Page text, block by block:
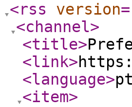
<rss version
<channel>
<title>
<link>
<language>
<item>